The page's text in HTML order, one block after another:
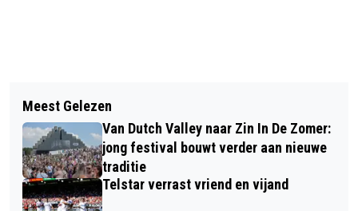
GEBOORTES I HUWELIJKEN I
OVERLEDEN
Meest Gelezen
Van Dutch Valley naar Zin In De Zomer:
jong festival bouwt verder aan nieuwe
traditie
Telstar verrast vriend en vijand